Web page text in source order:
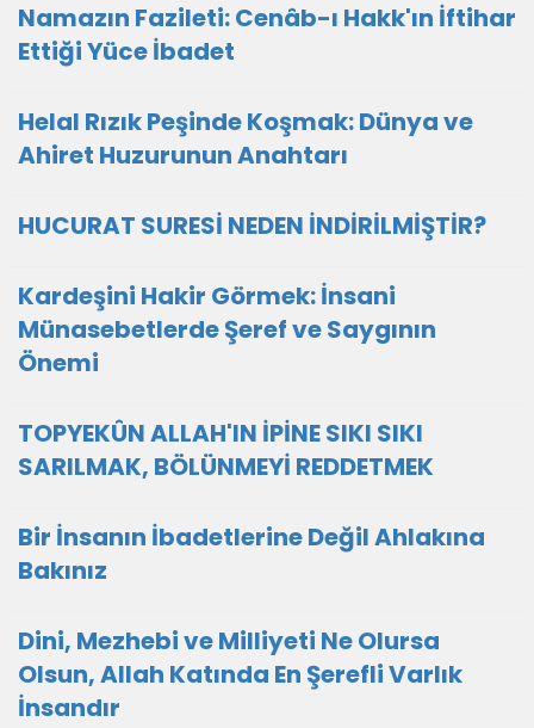
Namazın Fazileti: Cenâb-ı Hakk'ın İftihar
Ettiği Yüce İbadet
Helal Rızık Peşinde Koşmak: Dünya ve
Ahiret Huzurunun Anahtarı
HUCURAT SURESİ NEDEN İNDİRİLMİŞTİR?
Kardeşini Hakir Görmek: İnsani
Münasebetlerde Şeref ve Saygının
Önemi
TOPYEKÛN ALLAH'IN İPİNE SIKI SIKI
SARILMAK, BÖLÜNMEYİ REDDETMEK
Bir İnsanın İbadetlerine Değil Ahlakına
Bakınız
Dini, Mezhebi ve Milliyeti Ne Olursa
Olsun, Allah Katında En Şerefli Varlık
İnsandır